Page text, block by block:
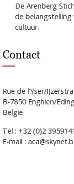
De Arenberg
de belangstelling
cultuur.
Contact
Rue de l’Yser/
B-7850 Enghien/
België
Tel : +32 (0)2 3959141
E-mail :